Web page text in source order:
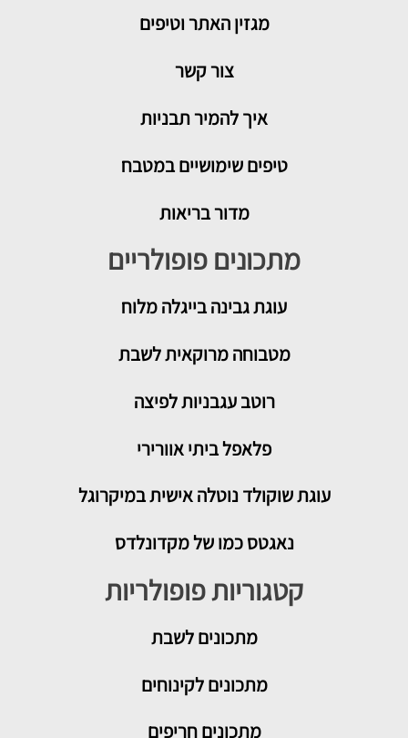
מגזין האתר וטיפים
צור קשר
איך להמיר תבניות
טיפים שימושיים במטבח
מדור בריאות
מתכונים פופולריים
עוגת גבינה בייגלה מלוח
מטבוחה מרוקאית לשבת
רוטב עגבניות לפיצה
פלאפל ביתי אוורירי
עוגת שוקולד נוטלה אישית במיקרוגל
נאגטס כמו של מקדונלדס
קטגוריות פופולריות
מתכוניםלשבת
מתכונים לקינוחים
מתכונים חריפים